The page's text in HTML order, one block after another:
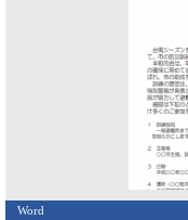
Word